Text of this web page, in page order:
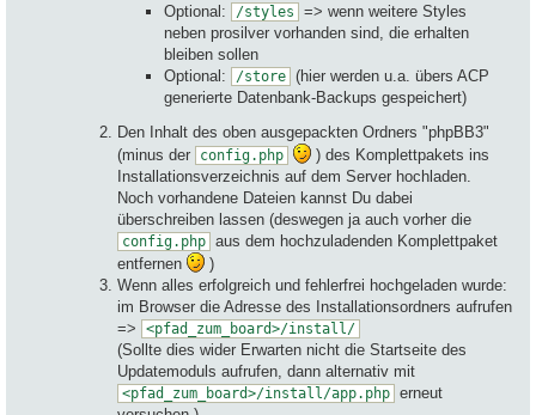
Optional:
/styles
=> wenn weitere Styles
neben prosilver vorhanden sind, die erhalten
bleiben sollen
Optional:
/store (hier werden u.a. übers ACP
generierte Datenbank-Backups gespeichert)
Den Inhalt des oben ausgepackten Ordners "phpBB3"
(minus der
config.php
) des Komplettpakets ins
Installationsverzeichnis auf dem Server hochladen.
Noch vorhandene Dateien kannst Du dabei
überschreiben lassen (deswegen ja auch vorher die
config.php aus dem hochzuladenden Komplettpaket
entfernen
)
Wenn alles erfolgreich und fehlerfrei hochgeladen wurde:
im Browser die Adresse des Installationsordners aufrufen
=>
<pfad_zum_board>/install/
(Sollte dies wider Erwarten nicht die Startseite des
Updatemoduls aufrufen, dann alternativ mit
<pfad_zum_board>/install/app.php erneut